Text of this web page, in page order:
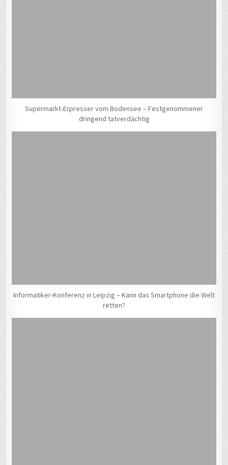
Supermarkt-Erpresser vom Bodensee – Festgenommener
dringend tatverdächtig
Informatiker-Konferenz in Leipzig – Kann das Smartphone die Welt
retten?